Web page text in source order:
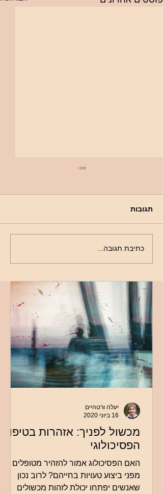
ציירי לי עולם – לראוֹת טוּב
תגובות
כתיבת תגובה...
מכשול לפניך: אזהרות בטיפול
הפסיכולוגי
האם הפסיכולוג אמור להזהיר מטופלים
מפני ביצוע טעויות בחייהם? לרוב נכון
שאנשים יפתחו יכולת לזהות מכשולים
יעלה ורטהיים
16 ביוני 2020